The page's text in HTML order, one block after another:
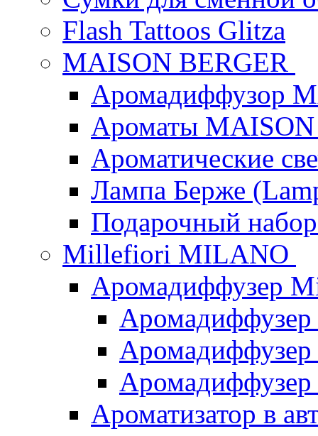
Flash Tattoos Glitza
MAISON BERGER
Аромадиффузор
Ароматы
Ароматические
Лампа Берже
Подарочный
Millefiori MILANO
Аромадиффузер
Ароматизатор в